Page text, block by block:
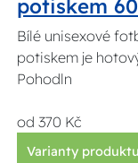
potiskem
Bílé unisexové
potiskem je
Pohodln
od 370 Kč
Varianty produktu